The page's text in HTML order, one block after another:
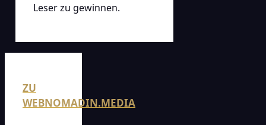
Leser zu gewinnen.
ZU
WEBNOMADIN.MEDIA